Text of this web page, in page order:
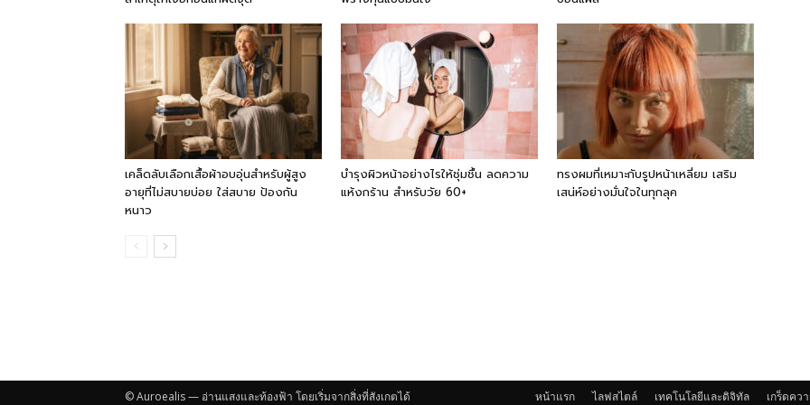
เคล็ดลับเลือกเสื้อผ้าอบอุ่นสำหรับผู้สูง
อายุที่ไม่สบายบ่อย ใส่สบาย ป้องกัน
หนาว
บำรุงผิวหน้าอย่างไรให้ชุ่มชื้น ลดความ
แห้งกร้าน สำหรับวัย 60+
ทรงผมที่เหมาะกับรูปหน้าเหลี่ยม เสริม
เสน่ห์อย่างมั่นใจในทุกลุค
หน้าแรก ไลฟสไตล์ เทคโนโลยีและดิจิทัล เกร็ดคว
© Auroealis — อ่านแสงและท้องฟ้า โดยเริ่มจากสิ่งที่สังเกตได้